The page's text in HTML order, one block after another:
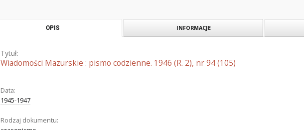
OPIS INFORMACJE
Tytuł:
Wiadomości Mazurskie : pismo codzienne. 1946 (R. 2), nr 94 (105)
Data:
1945-1947
Rodzaj dokumentu: